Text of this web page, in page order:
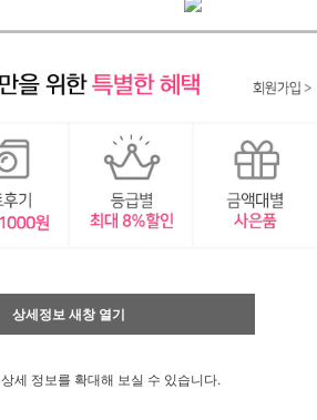
상세정보 새창 열기
상세 정보를 확대해 보실 수 있습니다.